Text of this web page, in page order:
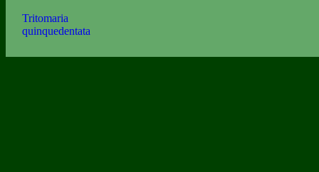
Tritomaria
quinquedentata